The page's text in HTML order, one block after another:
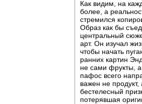
Как видим, на
более, а
стремился
Образ как бы
центральный
арт. Он изучал
чтобы начать
ранних картин
не сами фрукты,
пафос всего
важен не
бестелесный
потерявшая